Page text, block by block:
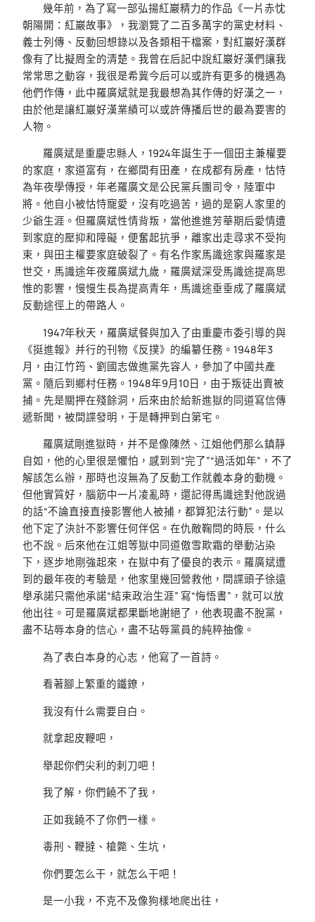
幾年前，為了寫一部弘揚紅巖精力的作品《一片赤忱
朝陽開：紅巖故事》，我瀏覽了二百多萬字的黨史材料、
義士列傳、反動回想錄以及各類相干檔案，對紅巖好漢群
像有了比擬周全的清楚。我曾在后記中說紅巖好漢們讓我
常常思之動容，我很是希冀今后可以或許有更多的機遇為
他們作傳，此中羅廣斌就是我最想為其作傳的好漢之一，
由於他是讓紅巖好漢業績可以或許傳播后世的最為要害的
人物。
羅廣斌是重慶忠縣人，1924年誕生于一個田主兼權要
的家庭，家道富有，在鄉間有田產，在成都有房產，怙恃
為年夜學傳授，年老羅廣文是公民黨兵團司令，陸軍中
將。他自小被怙恃寵愛，沒有吃過苦，過的是窮人家里的
少爺生涯。但羅廣斌性情背叛，當他進進芳華期后愛情遭
到家庭的壓抑和障礙，便奮起抗爭，離家出走尋求不受拘
束，與田主權要家庭破裂了。有名作家馬識途家與羅家是
世交，馬識途年夜羅廣斌九歲，羅廣斌深受馬識途提高思
惟的影響，慢慢生長為提高青年，馬識途垂垂成了羅廣斌
反動途徑上的帶路人。
1947年秋天，羅廣斌餐與加入了由重慶市委引導的與
《挺進報》并行的刊物《反撲》的編纂任務。1948年3
月，由江竹筠、劉國志做進黨先容人，參加了中國共產
黨。隨后到鄉村任務。1948年9月10日，由于叛徒出賣被
捕。先是關押在殘餘洞，后來由於給新進獄的同道寫信傳
遞新聞，被間諜發明，于是轉押到白第宅。
羅廣斌剛進獄時，并不是像陳然、江姐他們那么鎮靜
自如，他的心里很是懼怕，感到到“完了”“過活如年”，不了
解該怎么辦，那時也沒無為了反動工作就義本身的動機。
但他實質好，腦筋中一片凌亂時，還記得馬識途對他說過
的話“不論直接直接影響他人被捕，都算犯法行動”。是以
他下定了決計不影響任何伴侶。在仇敵鞠問的時辰，什么
也不說。后來他在江姐等獄中同道傲雪欺霜的舉動沾染
下，逐步地剛強起來，在獄中有了優良的表示。羅廣斌遭
到的最年夜的考驗是，他家里幾回營救他，間諜頭子徐遠
舉承諾只需他承諾“結束政治生涯” 寫“悔悟書”，就可以放
他出往。可是羅廣斌都果斷地謝絕了，他表現盡不脫黨，
盡不玷辱本身的信心，盡不玷辱黨員的純粹抽像。
為了表白本身的心志，他寫了一首詩。
看著腳上繁重的鐵鐐，
我沒有什么需要自白。
就拿起皮鞭吧，
舉起你們尖利的刺刀吧！
我了解，你們饒不了我，
正如我饒不了你們一樣。
毒刑、鞭撻、槍斃、生坑，
你們要怎么干，就怎么干吧！
是一小我，不克不及像狗樣地爬出往，